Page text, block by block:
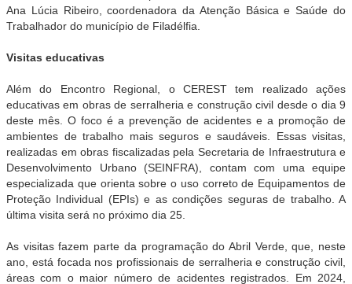
Ana Lúcia Ribeiro, coordenadora da Atenção Básica e Saúde do
Trabalhador do município de Filadélfia.
Visitas educativas
Além do Encontro Regional, o CEREST tem realizado ações
educativas em obras de serralheria e construção civil desde o dia 9
deste mês. O foco é a prevenção de acidentes e a promoção de
ambientes de trabalho mais seguros e saudáveis. Essas visitas,
realizadas em obras fiscalizadas pela Secretaria de Infraestrutura e
Desenvolvimento Urbano (SEINFRA), contam com uma equipe
especializada que orienta sobre o uso correto de Equipamentos de
Proteção Individual (EPIs) e as condições seguras de trabalho. A
última visita será no próximo dia 25.
As visitas fazem parte da programação do Abril Verde, que, neste
ano, está focada nos profissionais de serralheria e construção civil,
áreas com o maior número de acidentes registrados. Em 2024,